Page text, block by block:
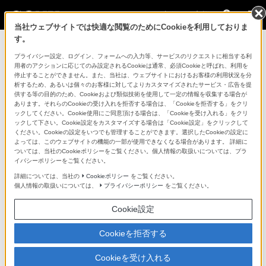
法人のお客様
コンスーマー製品に関するお問い合わせ
製品に関する重要なお知らせ
プロフェッショナル／業務用製品に関
するサポート・お問い合わせ
専用窓口のある業務用商品に関するお問い合わせ
以下の製品・サービスは専用窓口がございます。対象の
アイコンをクリックしてリンク先の窓口よりお問い合わ
業務用ディスプレイ・テレビ
[法人向け]ブラビア
当社ウェブサイトでは快適な閲覧のためにCookieを利用しておりま
す。
プライバシー設定、ログイン、フォームへの入力等、サービスのリクエストに相当する利
用者のアクションに応じてのみ設定されるCookieは通常、必須Cookieと呼ばれ、利用を
停止することができません。また、当社は、ウェブサイトにおけるお客様の利用状況を分
析するため、あるいは個々のお客様に対してよりカスタマイズされたサービス・広告を提
供する等の目的のため、Cookieおよび類似技術を使用して一定の情報を収集する場合が
あります。それらのCookieの受け入れを拒否する場合は、「Cookieを拒否する」をクリ
ックしてください。Cookie使用にご同意頂ける場合は、「Cookieを受け入れる」をクリ
ックして下さい。Cookie設定をカスタマイズする場合は「Cookie設定」をクリックして
ください。Cookieの設定をいつでも管理することができます。選択したCookieの設定に
よっては、このウェブサイトの機能の一部が使用できなくなる場合があります。 詳細に
ついては、当社のCookieポリシーをご覧ください。個人情報の取扱いについては、プラ
イバシーポリシーをご覧ください。
詳細については、当社の Cookieポリシー をご覧ください。
個人情報の取扱いについては、
プライバシーポリシー をご覧ください。
Cookie設定
Cookieを拒否する
Cookieを受け入れる